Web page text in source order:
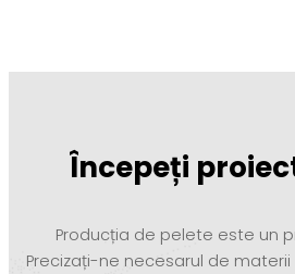
Începeți
Producția de pelete este un
Precizați-ne necesarul de